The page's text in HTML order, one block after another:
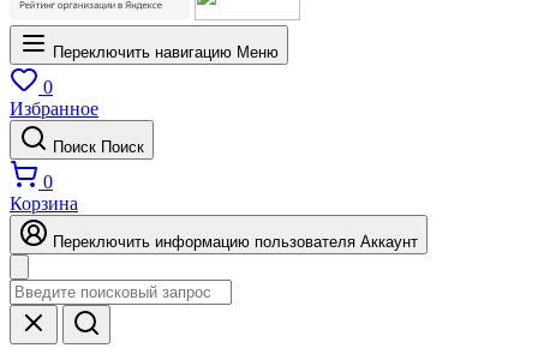
Переключить навигацию Меню
0
Избранное
Поиск Поиск
0
Корзина
Переключить информацию пользователя Аккаунт